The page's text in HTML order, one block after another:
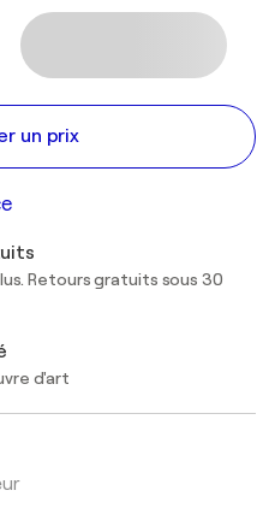
un prix
Retours gratuits sous 30
d'art